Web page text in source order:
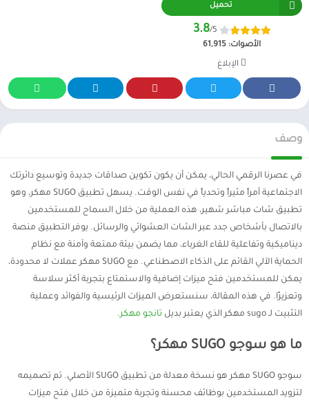
تحميل
3.8/5
الأصوات: 61,915
الإبلاغ
وصف
في عصرنا الرقمي الحالي، يمكن أن يكون تكوين صداقات جديدة وتوسيع دائرتك
الاجتماعية أمراً مثيراً وتحدياً في نفس الوقت. يسهل تطبيق SUGO مهكر، وهو
تطبيق شات مباشر شهير، هذه العملية من خلال السماح للمستخدمين
بالاتصال بأشخاص جدد عبر الشات العشوائي والرسائل. يوفر التطبيق منصة
ديناميكية وتفاعلية للقاء الغرباء، مما يضمن بيئة ممتعة وآمنة مع نظام
الحماية الآلي القائم على الذكاء الاصطناعي. مع SUGO مهكر عملات لا محدودة،
يمكن للمستخدمين فتح ميزات إضافية والاستمتاع بتجربة أكثر سلاسة
وتعزيزًا. في هذه المقالة، سنستعرض الميزات الرئيسية والفوائد وعملية
التثبيت لـ sugo مهكر الذي يعتبر بديل
تانجو مهكر.
ما هو سوجو SUGO مهكر؟
سوجو SUGO مهكر هو نسخة معدلة من تطبيق SUGO الأصلي. تم تصميمه
لتزويد المستخدمين بوظائف محسنة وتجربة متميزة من خلال فتح ميزات